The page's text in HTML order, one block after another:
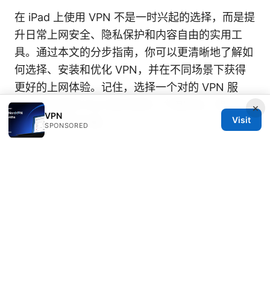
在 iPad 上使用 VPN 不是一时兴起的选择，而是提
升日常上网安全、隐私保护和内容自由的实用工
具。通过本文的分步指南，你可以更清晰地了解如
何选择、安装和优化 VPN，并在不同场景下获得
更好的上网体验。记住，选择一个对的 VPN 服
务，是让你的 iPad 真正变成一个更安全、更自由
的上网伙伴的关键。
×
VPN
SPONSORED
Visit